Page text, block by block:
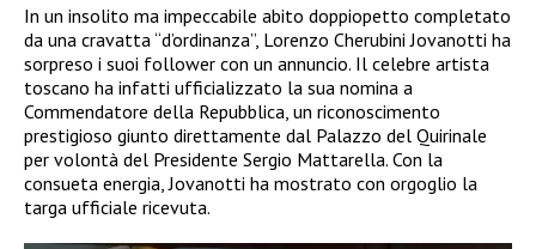
In un insolito ma impeccabile abito doppiopetto completato
da una cravatta “d’ordinanza”, Lorenzo Cherubini Jovanotti ha
sorpreso i suoi follower con un annuncio. Il celebre artista
toscano ha infatti ufficializzato la sua nomina a
Commendatore della Repubblica, un riconoscimento
prestigioso giunto direttamente dal Palazzo del Quirinale
per volontà del Presidente Sergio Mattarella. Con la
consueta energia, Jovanotti ha mostrato con orgoglio la
targa ufficiale ricevuta.